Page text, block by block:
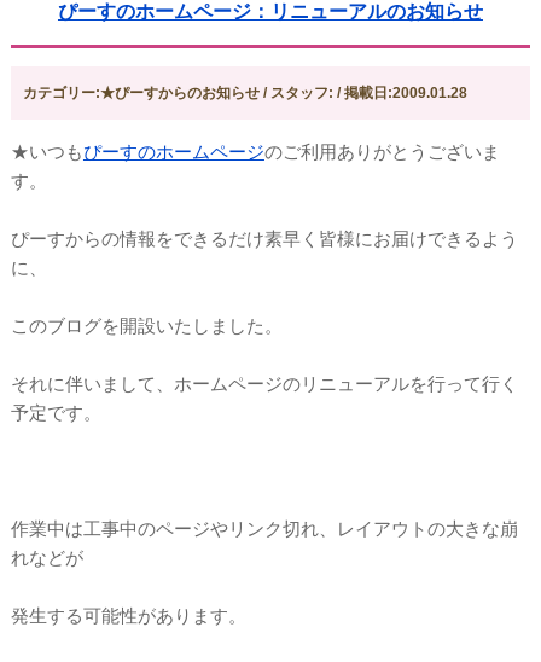
ぴーすのホームページ：リニューアルのお知らせ
カテゴリー:★ぴーすからのお知らせ / スタッフ: / 掲載日:2009.01.28
★いつもぴーすのホームページのご利用ありがとうございま
す。
ぴーすからの情報をできるだけ素早く皆様にお届けできるよう
に、
このブログを開設いたしました。
それに伴いまして、ホームページのリニューアルを行って行く
予定です。
作業中は工事中のページやリンク切れ、レイアウトの大きな崩
れなどが
発生する可能性があります。